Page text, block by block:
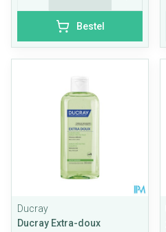
Bestel
Ducray
Ducray Extra-doux